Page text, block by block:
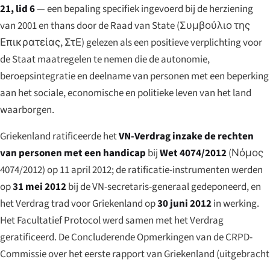
21, lid 6— een bepaling specifiek ingevoerd bij de herziening
van 2001 en thans door de Raad van State (Συμβούλιο της
Επικρατείας, ΣτΕ) gelezen als een positieve verplichting voor
de Staat maatregelen te nemen die de autonomie,
beroepsintegratie en deelname van personen met een beperking
aan het sociale, economische en politieke leven van het land
waarborgen.
Griekenland ratificeerde hetVN-Verdrag inzake de rechten
van personen met een handicap bijWet 4074/2012(Νόμος
4074/2012) op 11 april 2012; de ratificatie-instrumenten werden
op31 mei 2012bij de VN-secretaris-generaal gedeponeerd, en
het Verdrag trad voor Griekenland op30 juni 2012in werking.
Het Facultatief Protocol werd samen met het Verdrag
geratificeerd. De Concluderende Opmerkingen van de CRPD-
Commissie over het eerste rapport van Griekenland (uitgebracht